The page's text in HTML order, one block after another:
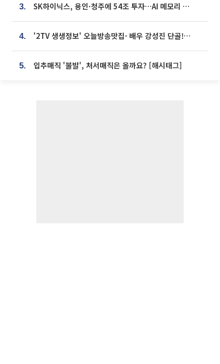
3. SK하이닉스, 용인·청주에 54조 투자…AI 메모리 생산기지 키운다
4. '2TV 생생정보' 오늘방송맛집- 배우 강성진 단골! 쌀국수ㆍ푸팟퐁 커리 맛집 '블○○○'
5. 입추매직 '불발', 처서매직은 올까요? [해시태그]